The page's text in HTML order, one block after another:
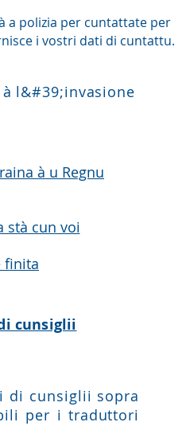
a polizia per cuntattate per
i vostri dati di cuntattu.
l&#39;invasione
à u Regnu
stà cun voi
finita
cunsiglii
di cunsiglii sopra
per i traduttori